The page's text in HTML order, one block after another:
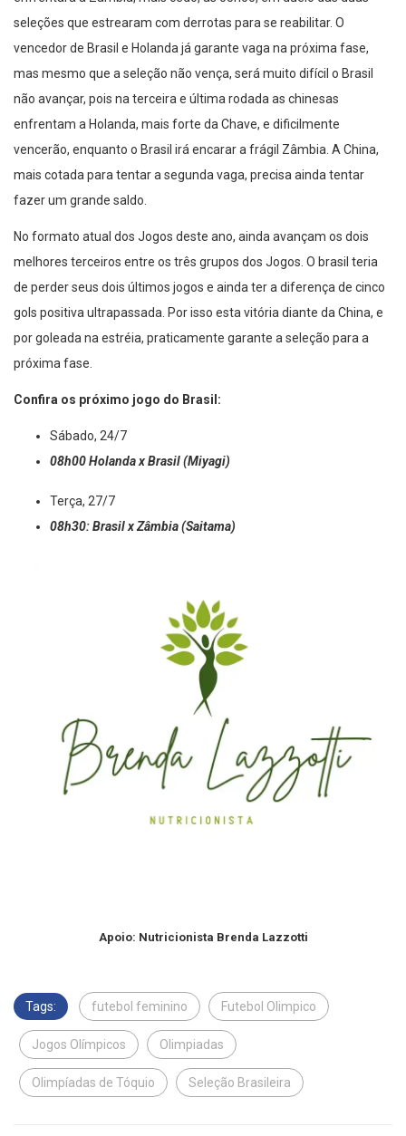
enfrentará a Zâmbia, mais cedo, as 05h00, em duelo das duas
seleções que estrearam com derrotas para se reabilitar. O
vencedor de Brasil e Holanda já garante vaga na próxima fase,
mas mesmo que a seleção não vença, será muito difícil o Brasil
não avançar, pois na terceira e última rodada as chinesas
enfrentam a Holanda, mais forte da Chave, e dificilmente
vencerão, enquanto o Brasil irá encarar a frágil Zâmbia. A China,
mais cotada para tentar a segunda vaga, precisa ainda tentar
fazer um grande saldo.
No formato atual dos Jogos deste ano, ainda avançam os dois
melhores terceiros entre os três grupos dos Jogos. O brasil teria
de perder seus dois últimos jogos e ainda ter a diferença de cinco
gols positiva ultrapassada. Por isso esta vitória diante da China, e
por goleada na estréia, praticamente garante a seleção para a
próxima fase.
Confira os próximo jogo do Brasil:
Sábado, 24/7
08h00 Holanda x Brasil (Miyagi)
Terça, 27/7
08h30: Brasil x Zâmbia (Saitama)
Apoio: Nutricionista Brenda Lazzotti
Tags: futebol feminino Futebol Olimpico
Jogos Olímpicos Olimpiadas
Olimpíadas de Tóquio Seleção Brasileira